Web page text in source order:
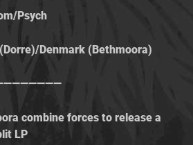
Psych
Denmark (Bethmoora)
combine forces to release a
LP